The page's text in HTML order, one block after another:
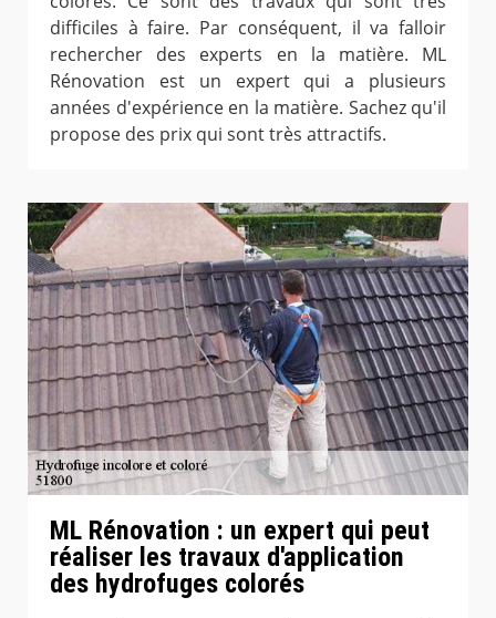
difficiles à faire. Par conséquent, il va falloir
rechercher des experts en la matière. ML
Rénovation est un expert qui a plusieurs
années d'expérience en la matière. Sachez qu'il
propose des prix qui sont très attractifs.
ML Rénovation : un expert qui peut
réaliser les travaux d'application
des hydrofuges colorés